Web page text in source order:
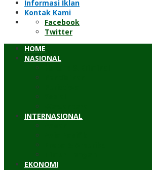
Informasi Iklan
Kontak Kami
Facebook
Twitter
HOME
NASIONAL
INTERNASIONAL
EKONOMI